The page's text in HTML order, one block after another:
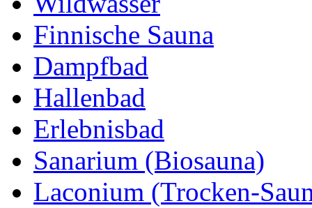
Finnische Sauna
Dampfbad
Hallenbad
Erlebnisbad
Sanarium (Biosauna)
Laconium (Trocken-